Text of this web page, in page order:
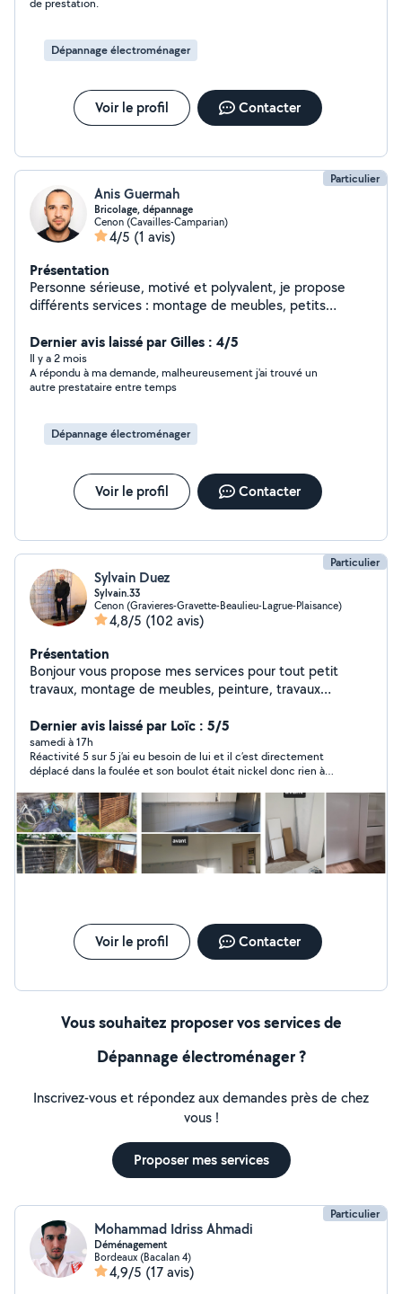
de prestation.
Dépannage électroménager
Voir le profil Contacter
Particulier
Anis Guermah
Bricolage, dépannage
Cenon (Cavailles-Camparian)
4/5 (1 avis)
Présentation
Personne sérieuse, motivé et polyvalent, je propose
différents services : montage de meubles, petits
de courses, entretiens et petites réparations de
voiture, et autres Travail propre et rapide. N'hésitez pas
à me contacter !
Dernier avis laissé par Gilles : 4/5
Il y a 2 mois
A répondu à ma demande, malheureusement j'ai trouvé un
autre prestataire entre temps
Dépannage électroménager
Voir le profil Contacter
Particulier
Sylvain Duez
Sylvain.33
Cenon (Gravieres-Gravette-Beaulieu-Lagrue-Plaisance)
4,8/5 (102 avis)
Présentation
Bonjour vous propose mes services pour tout petit
travaux, montage de meubles, peinture, travaux
Dernier avis laissé par Loïc : 5/5
samedi à 17h
Réactivité 5 sur 5 j’ai eu besoin de lui et il c’est directement
déplacé dans la foulée et son boulot était nickel donc rien à
merci encore
Voir le profil Contacter
Vous souhaitez proposer vos services de
Dépannage électroménager ?
Inscrivez-vous et répondez aux demandes près de chez
vous !
Proposer mes services
Particulier
Mohammad Idriss Ahmadi
Déménagement
Bordeaux (Bacalan 4)
4,9/5 (17 avis)